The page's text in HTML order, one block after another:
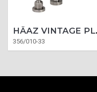
HÄAZ VINTAGE PLATINUM LAVATORIO
356/010-33